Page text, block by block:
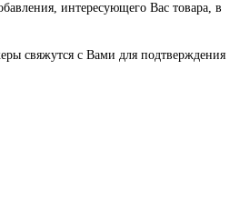
интересующего Вас товара, в
свяжутся с Вами для подтверждения